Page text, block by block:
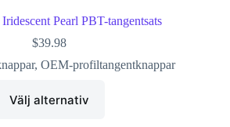
Pearl PBT-tangentsats
$39.98
, OEM-profiltangentknappar
Välj alternativ